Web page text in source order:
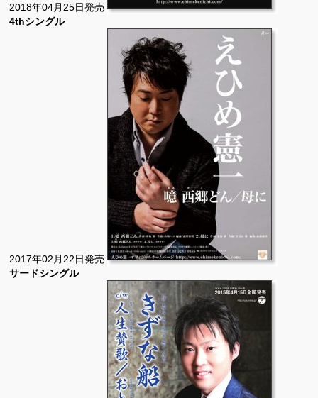
2018年04月25日発売
4thシングル
2017年02月22日発売
サードシングル